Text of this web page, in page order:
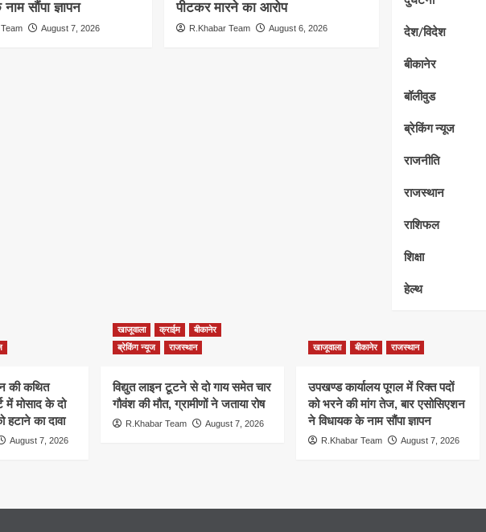
सौंपा ज्ञापन
August 7, 2026
पीटकर मारने का आरोप
R.Khabar Team August 6, 2026 देश/विदेश
बीकानेर
बॉलीवुड
ब्रेकिंग न्यूज
राजनीति
राजस्थान
राशिफल
शिक्षा
हेल्थ
की कथित
में मोसाद के दो
हटाने का दावा
August 7, 2026
खाजूवाला क्राईम
बीकानेर
ब्रेकिंग न्यूज
राजस्थान
विद्युत लाइन टूटने से दो गाय समेत चार
गौवंश की मौत, ग्रामीणों ने जताया रोष
R.Khabar Team August 7, 2026
खाजूवाला बीकानेर राजस्थान
उपखण्ड कार्यालय पूगल में रिक्त पदों
को भरने की मांग तेज, बार एसोसिएशन
ने विधायक के नाम सौंपा ज्ञापन
R.Khabar Team August 7, 2026